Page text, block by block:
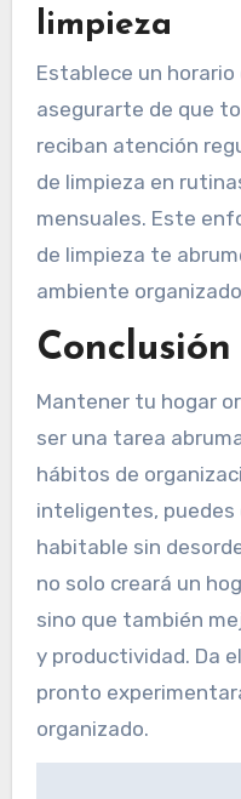
limpieza
Establece un
asegurarte de que
reciban atención
de limpieza en
mensuales. Este
de limpieza te
ambiente
Conclusión
Mantener tu hogar
ser una tarea
hábitos de
inteligentes,
habitable sin
no solo creará un
sino que también
y productividad. Da
pronto
organizado.